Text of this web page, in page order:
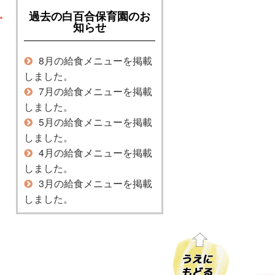
過去の白百合保育園のお
知らせ
8月の給食メニューを掲載
しました。
7月の給食メニューを掲載
しました。
5月の給食メニューを掲載
しました。
4月の給食メニューを掲載
しました。
3月の給食メニューを掲載
しました。